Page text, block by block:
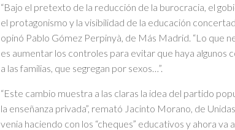
“Bajo el pretexto de la reducción de la burocracia, el
el protagonismo y la visibilidad de la educación
opinó Pablo Gómez Perpinyà, de Más Madrid. “Lo que
es aumentar los controles para evitar que haya algunos
a las familias, que segregan por sexos…”.
“Este cambio muestra a las claras la idea del partido
la enseñanza privada”, remató Jacinto Morano, de
venia haciendo con los “cheques” educativos y ahora va